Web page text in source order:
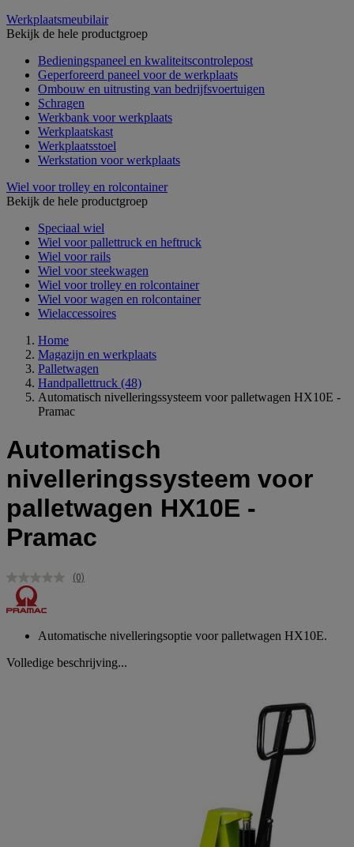
Werkplaatsmeubilair
Bekijk de hele productgroep
Bedieningspaneel en kwaliteitscontrolepost
Geperforeerd paneel voor de werkplaats
Ombouw en uitrusting van bedrijfsvoertuigen
Schragen
Werkbank voor werkplaats
Werkplaatskast
Werkplaatsstoel
Werkstation voor werkplaats
Wiel voor trolley en rolcontainer
Bekijk de hele productgroep
Speciaal wiel
Wiel voor pallettruck en heftruck
Wiel voor rails
Wiel voor steekwagen
Wiel voor trolley en rolcontainer
Wiel voor wagen en rolcontainer
Wielaccessoires
Home
Magazijn en werkplaats
Palletwagen
Handpallettruck (48)
Automatisch nivelleringssysteem voor palletwagen HX10E -
Pramac
Automatisch
nivelleringssysteem voor
palletwagen HX10E -
Pramac
Geen
(0)
Automatische nivelleringsoptie voor palletwagen HX10E.
Volledige beschrijving...